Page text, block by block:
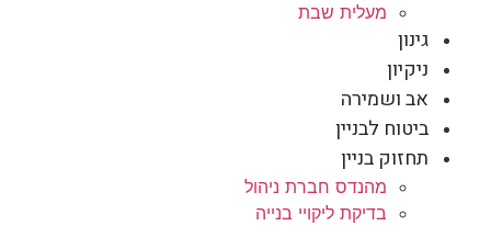
מעלית שבת
גינון
ניקיון
אב ושמירה
ביטוח לבניין
תחזוק בניין
מהנדס חברת ניהול
בדיקת ליקויי בנייה